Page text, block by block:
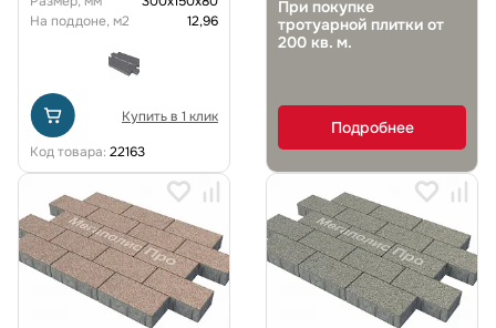
На поддоне, м2
12,96
Купить в 1 клик
Код товара: 22163
При покупке
тротуарной плитки от
200 кв. м.
Подробнее